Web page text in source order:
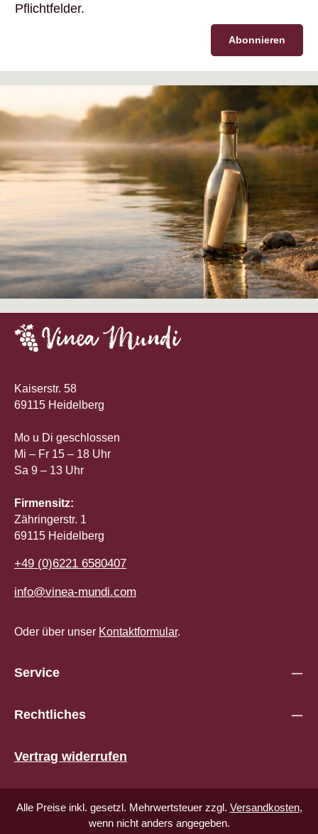
Pflichtfelder.
Abonnieren
Kaiserstr. 58
69115 Heidelberg
Mo u Di geschlossen
Mi – Fr 15 – 18 Uhr
Sa 9 – 13 Uhr
Firmensitz:
Zähringerstr. 1
69115 Heidelberg
+49 (0)6221 6580407
info@vinea-mundi.com
Oder über unser Kontaktformular.
Service
Rechtliches
Vertrag widerrufen
Alle Preise inkl. gesetzl. Mehrwertsteuer zzgl. Versandkosten,
wenn nicht anders angegeben.